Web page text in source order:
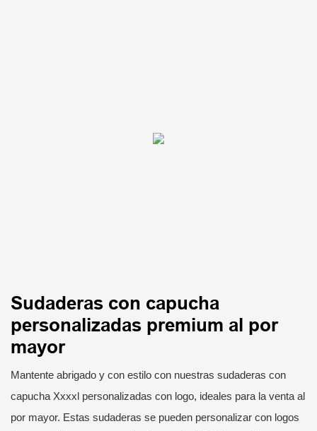
Sudaderas con capucha
personalizadas premium al por
mayor
Mantente abrigado y con estilo con nuestras sudaderas con
capucha Xxxxl personalizadas con logo, ideales para la venta al
por mayor. Estas sudaderas se pueden personalizar con logos